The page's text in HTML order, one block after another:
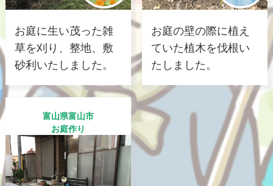
お庭に生い茂った雑
草を刈り、整地、敷
砂利いたしました。
お庭の壁の際に植え
ていた植木を伐根い
たしました。
富山県富山市
お庭作り